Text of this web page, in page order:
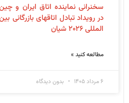
سخنرانی نماینده اتاق ایران و
در رویداد تبادل اتاقهای بازرگانی
المللی ۲۰۲۶ شیان
مطالعه کنید »
۶ مرداد ۱۴۰۵ بدون دیدگاه